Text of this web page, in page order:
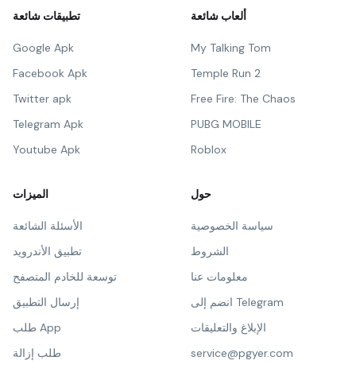
تطبيقات شائعة
Google Apk
Facebook Apk
Twitter apk
Telegram Apk
Youtube Apk
ألعاب شائعة
My Talking Tom
Temple Run 2
Free Fire: The Chaos
PUBG MOBILE
Roblox
الميزات
الأسئلة الشائعة
تطبيق الأندرويد
توسعة للخادم المتصفح
إرسال التطبيق
طلب App
طلب إزالة
حول
سياسة الخصوصية
الشروط
معلومات عنا
انضم إلى Telegram
الإبلاغ والتعليقات
service@pgyer.com